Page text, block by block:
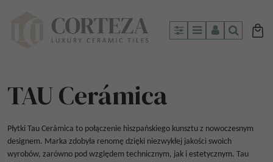
PanelMenuPanelSzukaj
TAU Cerámica
Płytki Tau Cerámica to połączenie hiszpańskiego kunsztu z nowoczesnym
designem. Marka zdobyła renomę dzięki niezwykłej jakości swoich
wyrobów, zarówno pod względem technicznym, jak i estetycznym. Tau